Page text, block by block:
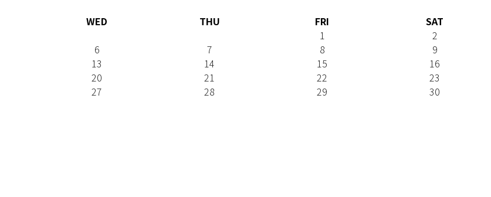
WED THU FRI
SAT
1
2
6 7 8
9
13 14 15
16
20 21 22
23
27 28 29
30